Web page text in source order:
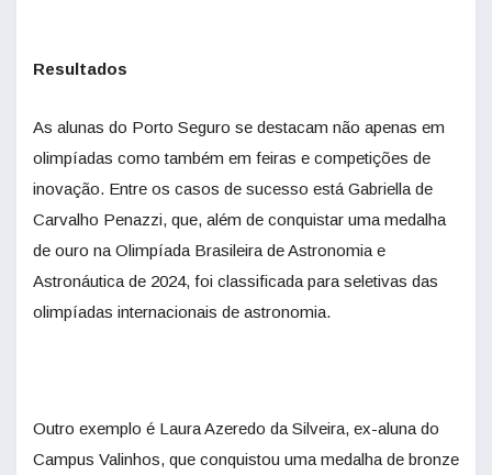
Resultados
As alunas do Porto Seguro se destacam não apenas em
olimpíadas como também em feiras e competições de
inovação. Entre os casos de sucesso está Gabriella de
Carvalho Penazzi, que, além de conquistar uma medalha
de ouro na Olimpíada Brasileira de Astronomia e
Astronáutica de 2024, foi classificada para seletivas das
olimpíadas internacionais de astronomia.
Outro exemplo é Laura Azeredo da Silveira, ex-aluna do
Campus Valinhos, que conquistou uma medalha de bronze